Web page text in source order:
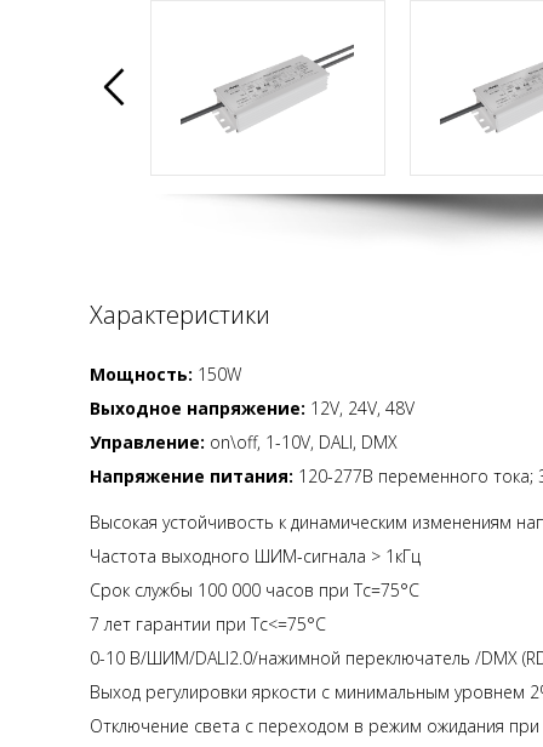
Характеристики
Мощность: 150W
Выходное напряжение: 12V, 24V, 48V
Управление: on\off, 1-10V, DALI, DMX
Напряжение питания: 120-277В переменного тока;
Высокая устойчивость к динамическим изменениям
Частота выходного ШИМ-сигнала > 1кГц
Срок службы 100 000 часов при Tc=75°C
7 лет гарантии при Tc<=75°C
0-10 В/ШИМ/DALI2.0/нажимной переключатель /DMX
Выход регулировки яркости с минимальным уровнем
Отключение света с переходом в режим ожидания при